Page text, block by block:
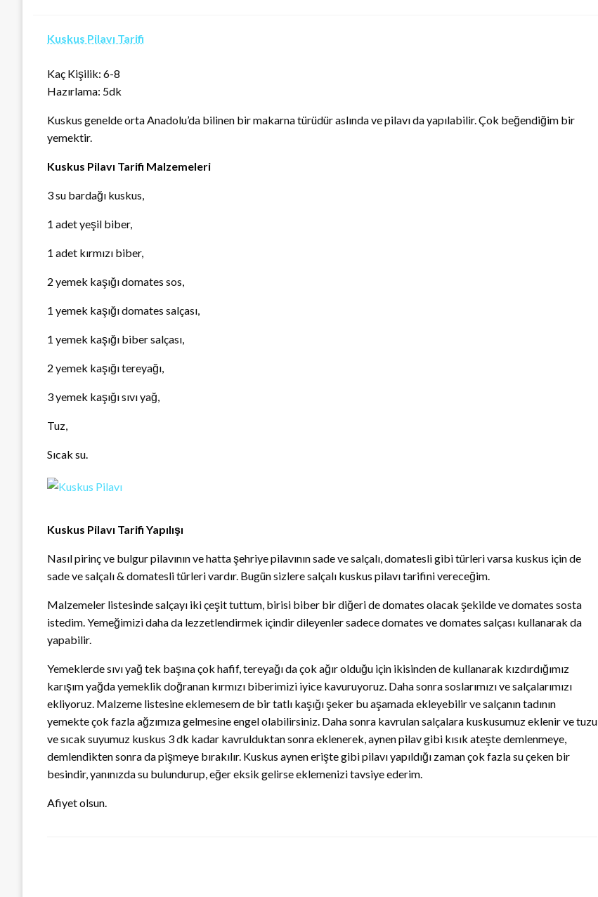
Kuskus Pilavı Tarifi
Kaç Kişilik: 6-8
Hazırlama: 5dk
Kuskus genelde orta Anadolu’da bilinen bir makarna türüdür aslında ve pilavı da yapılabilir. Çok beğendiğim bir
yemektir.
Kuskus Pilavı Tarifi Malzemeleri
3 su bardağı kuskus,
1 adet yeşil biber,
1 adet kırmızı biber,
2 yemek kaşığı domates sos,
1 yemek kaşığı domates salçası,
1 yemek kaşığı biber salçası,
2 yemek kaşığı tereyağı,
3 yemek kaşığı sıvı yağ,
Tuz,
Sıcak su.
Kuskus Pilavı Tarifi Yapılışı
Nasıl pirinç ve bulgur pilavının ve hatta şehriye pilavının sade ve salçalı, domatesli gibi türleri varsa kuskus için de
sade ve salçalı & domatesli türleri vardır. Bugün sizlere salçalı kuskus pilavı tarifini vereceğim.
Malzemeler listesinde salçayı iki çeşit tuttum, birisi biber bir diğeri de domates olacak şekilde ve domates sosta
istedim. Yemeğimizi daha da lezzetlendirmek içindir dileyenler sadece domates ve domates salçası kullanarak da
yapabilir.
Yemeklerde sıvı yağ tek başına çok hafif, tereyağı da çok ağır olduğu için ikisinden de kullanarak kızdırdığımız
karışım yağda yemeklik doğranan kırmızı biberimizi iyice kavuruyoruz. Daha sonra soslarımızı ve salçalarımızı
ekliyoruz. Malzeme listesine eklemesem de bir tatlı kaşığı şeker bu aşamada ekleyebilir ve salçanın tadının
yemekte çok fazla ağzımıza gelmesine engel olabilirsiniz. Daha sonra kavrulan salçalara kuskusumuz eklenir ve tuzu
ve sıcak suyumuz kuskus 3 dk kadar kavrulduktan sonra eklenerek, aynen pilav gibi kısık ateşte demlenmeye,
demlendikten sonra da pişmeye bırakılır. Kuskus aynen erişte gibi pilavı yapıldığı zaman çok fazla su çeken bir
besindir, yanınızda su bulundurup, eğer eksik gelirse eklemenizi tavsiye ederim.
Afiyet olsun.